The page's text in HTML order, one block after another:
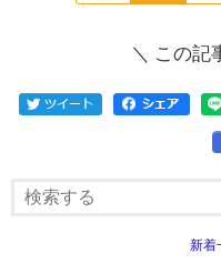
へ
ペ
ジ
＼ この記
新着